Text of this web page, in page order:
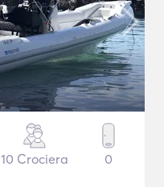
10 Crociera 0